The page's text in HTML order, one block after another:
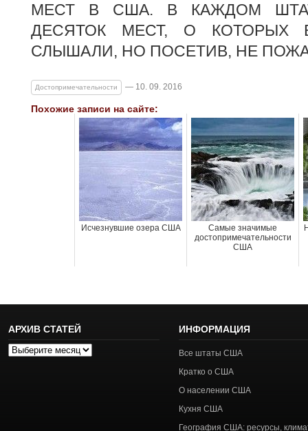
МЕСТ В США. В КАЖДОМ
ДЕСЯТОК МЕСТ, О КОТОРЫХ
СЛЫШАЛИ, НО ПОСЕТИВ, НЕ
Достопримечательности — 10. 09. 2016
Похожие записи на сайте:
Исчезнувшие озера США
Самые значимые
достопримечательности
США
АРХИВ СТАТЕЙ
Архив
ИНФОРМАЦИЯ
Все штаты США
Кратко о США
О населении США
Кухня США
География США: ресурсы,